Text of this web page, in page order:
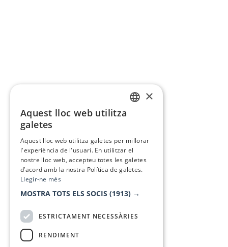
×
Aquest lloc web utilitza
galetes
Aquest lloc web utilitza galetes per millorar
l'experiència de l'usuari. En utilitzar el
nostre lloc web, accepteu totes les galetes
d’acord amb la nostra Política de galetes.
Llegir-ne més
MOSTRA TOTS ELS SOCIS (1913) →
ESTRICTAMENT NECESSÀRIES
RENDIMENT